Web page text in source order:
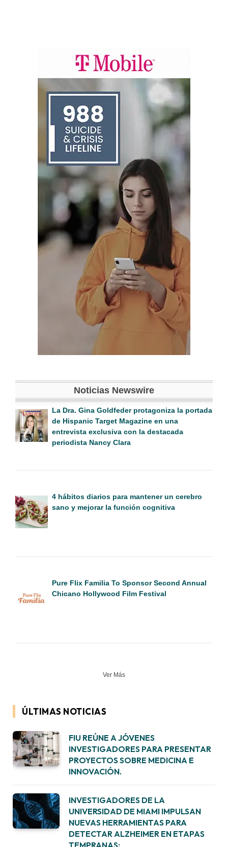
Noticias Newswire
La Dra. Gina Goldfeder protagoniza la portada
de Hispanic Target Magazine en una
entrevista exclusiva con la destacada
periodista Nancy Clara
4 hábitos diarios para mantener un cerebro
sano y mejorar la función cognitiva
Pure Flix Familia To Sponsor Second Annual
Chicano Hollywood Film Festival
Ver Más
ÚLTIMAS NOTICIAS
FIU REÚNE A JÓVENES
INVESTIGADORES PARA PRESENTAR
PROYECTOS SOBRE MEDICINA E
INNOVACIÓN.
INVESTIGADORES DE LA
UNIVERSIDAD DE MIAMI IMPULSAN
NUEVAS HERRAMIENTAS PARA
DETECTAR ALZHEIMER EN ETAPAS